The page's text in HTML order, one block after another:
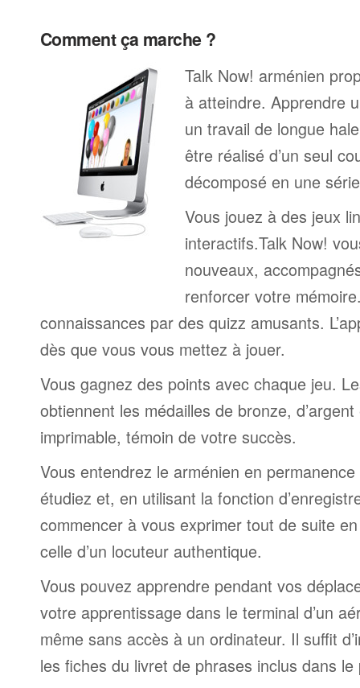
Comment ça marche ?
Talk Now! arménien
à atteindre. Apprendre
un travail de longue
être réalisé d’un seul
décomposé en une
Vous jouez à des jeux
interactifs.Talk Now!
nouveaux,
renforcer votre
connaissances par des quizz amusants.
dès que vous vous mettez à jouer.
Vous gagnez des points avec chaque jeu.
obtiennent les médailles de bronze,
imprimable, témoin de votre succès.
Vous entendrez le arménien en
étudiez et, en utilisant la fonction
commencer à vous exprimer tout de suite
celle d’un locuteur authentique.
Vous pouvez apprendre pendant vos
votre apprentissage dans le terminal d’un
même sans accès à un ordinateur. Il suffit
les fiches du livret de phrases inclus dans le